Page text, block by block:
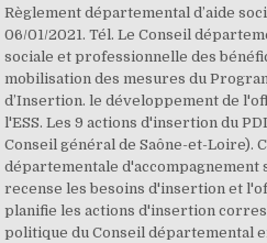
Règlement départemental d’aide
06/01/2021. Tél. Le Conseil
sociale et professionnelle des
mobilisation des mesures du
d’Insertion. le développement de
l'ESS. Les 9 actions d'insertion du
Conseil général de Saône-et-Loire).
départementale d'accompagnement
recense les besoins d'insertion et
planifie les actions d'insertion
politique du Conseil départemental